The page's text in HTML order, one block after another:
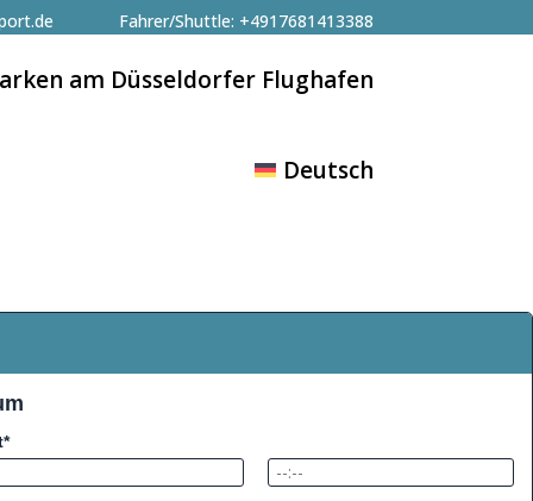
Fahrer/Shuttle: +4917681413388
am Düsseldorfer Flughafen
Deutsch